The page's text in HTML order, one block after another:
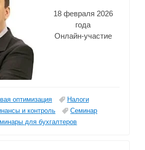
18 февраля 2026
года
Онлайн-участие
оптимизация
Налоги
и контроль
Семинар
для бухгалтеров